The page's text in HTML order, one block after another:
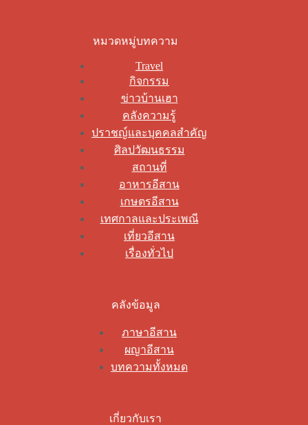
หมวดหมู่บทความ
Travel
กิจกรรม
ข่าวบ้านเฮา
คลังความรู้
ปราชญ์และบุคคลสำคัญ
ศิลปวัฒนธรรม
สถานที่
อาหารอีสาน
เกษตรอีสาน
เทศกาลและประเพณี
เที่ยวอีสาน
เรื่องทั่วไป
คลังข้อมูล
ภาษาอีสาน
ผญาอีสาน
บทความทั้งหมด
เกี่ยวกับเรา